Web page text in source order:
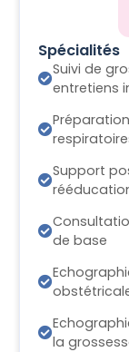
Spécialités
Suivi de
entretiens
Support
de base
la